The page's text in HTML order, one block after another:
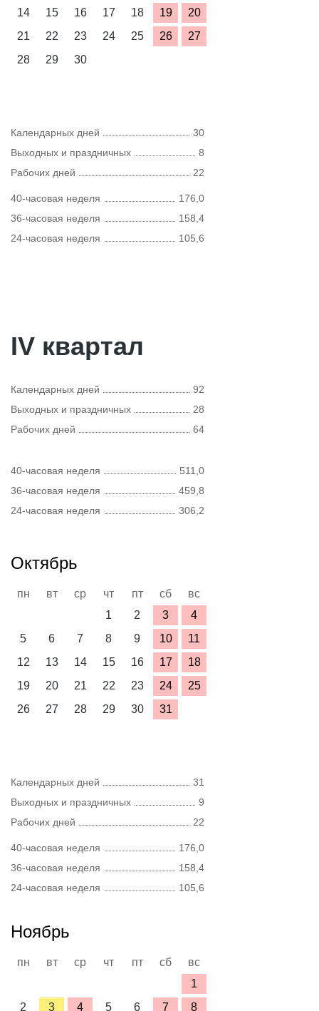
14
15 16 17 18 19
20
21
22 23 24 25 26
27
28
29 30
Календарных дней
30
Выходных и праздничных
8
Рабочих дней
22
40-часовая неделя
176,0
36-часовая неделя
158,4
24-часовая неделя
105,6
IV квартал
Календарных дней
92
Выходных и праздничных
28
Рабочих дней
64
40-часовая неделя
511,0
36-часовая неделя
459,8
24-часовая неделя
306,2
Октябрь
пн вт ср чт пт сб
вс
1
2 3
4
5
6 7 8 9 10
11
12
13 14 15 16 17
18
19
20 21 22 23 24
25
26
27 28 29 30 31
Календарных дней
31
Выходных и праздничных
9
Рабочих дней
22
40-часовая неделя
176,0
36-часовая неделя
158,4
24-часовая неделя
105,6
Ноябрь
пн вт ср чт пт сб
вс
1
2
3 4 5 6 7 8